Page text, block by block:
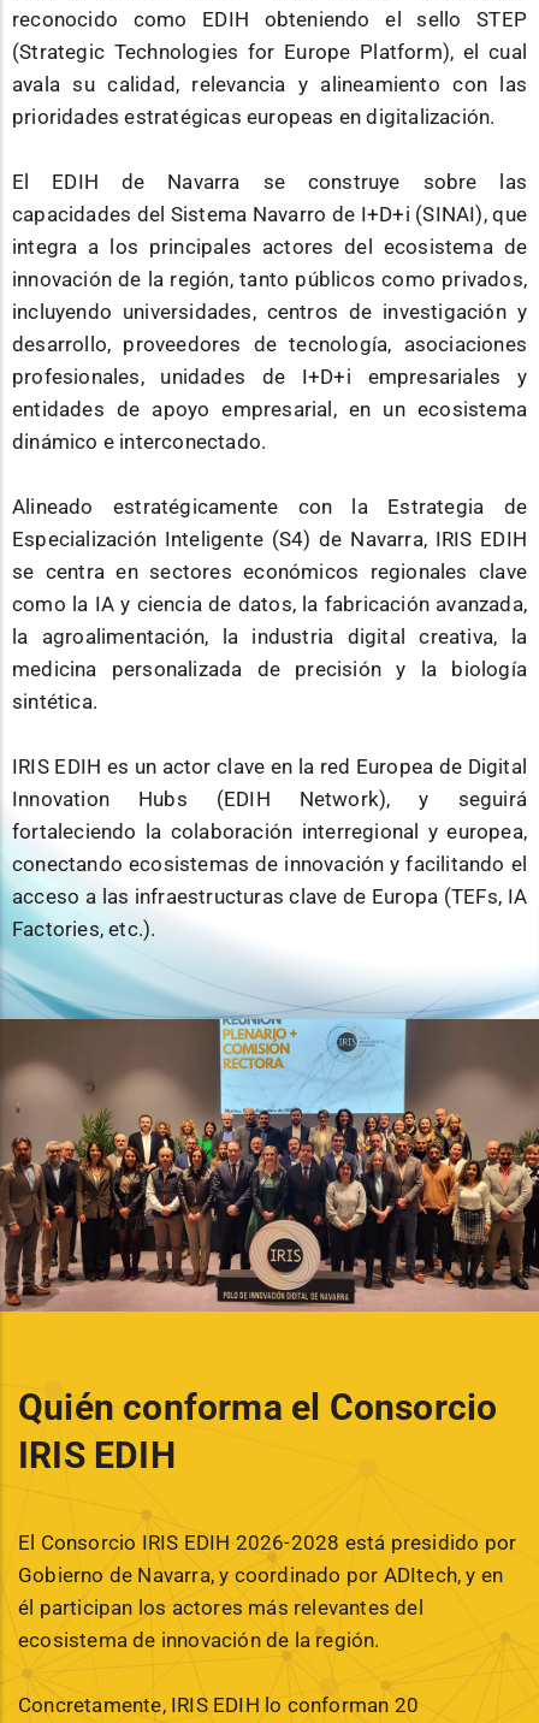
reconocido como EDIH obteniendo el sello STEP
(Strategic Technologies for Europe Platform), el cual
avala su calidad, relevancia y alineamiento con las
prioridades estratégicas europeas en digitalización.
El EDIH de Navarra se construye sobre las
capacidades del Sistema Navarro de I+D+i (SINAI), que
integra a los principales actores del ecosistema de
innovación de la región, tanto públicos como privados,
incluyendo universidades, centros de investigación y
desarrollo, proveedores de tecnología, asociaciones
profesionales, unidades de I+D+i empresariales y
entidades de apoyo empresarial, en un ecosistema
dinámico e interconectado.
Alineado estratégicamente con la Estrategia de
Especialización Inteligente (S4) de Navarra, IRIS EDIH
se centra en sectores económicos regionales clave
como la IA y ciencia de datos, la fabricación avanzada,
la agroalimentación, la industria digital creativa, la
medicina personalizada de precisión y la biología
sintética.
IRIS EDIH es un actor clave en la red Europea de Digital
Innovation Hubs (EDIH Network), y seguirá
fortaleciendo la colaboración interregional y europea,
conectando ecosistemas de innovación y facilitando el
acceso a las infraestructuras clave de Europa (TEFs, IA
Factories, etc.).
Quién conforma el Consorcio
IRIS EDIH
El Consorcio IRIS EDIH 2026-2028 está presidido por
Gobierno de Navarra, y coordinado por ADItech, y en
él participan los actores más relevantes del
ecosistema de innovación de la región.
Concretamente, IRIS EDIH lo conforman 20